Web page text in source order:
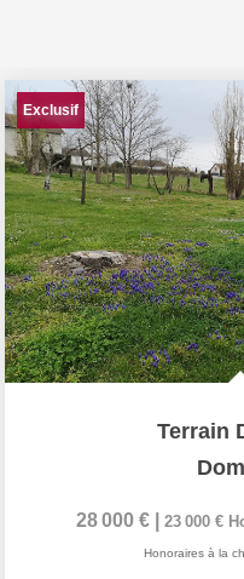
Exclusif
Terrain
28 000 € 23 000 €
Honoraires à la